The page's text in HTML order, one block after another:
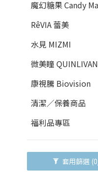
魔幻糖果 Candy
RêVIA 蕾美
水見 MIZMI
微美瞳 QUINLIVAN
康視騰 Biovision
清潔／保養商品
福利品專區
套用篩選